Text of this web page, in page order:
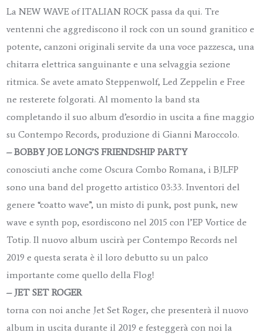
La NEW WAVE of ITALIAN ROCK passa da qui. Tre
ventenni che aggrediscono il rock con un sound granitico e
potente, canzoni originali servite da una voce pazzesca, una
chitarra elettrica sanguinante e una selvaggia sezione
ritmica. Se avete amato Steppenwolf, Led Zeppelin e Free
ne resterete folgorati. Al momento la band sta
completando il suo album d’esordio in uscita a fine maggio
su Contempo Records, produzione di Gianni Maroccolo.
– BOBBY JOE LONG’S FRIENDSHIP PARTY
conosciuti anche come Oscura Combo Romana, i BJLFP
sono una band del progetto artistico 03:33. Inventori del
genere “coatto wave”, un misto di punk, post punk, new
wave e synth pop, esordiscono nel 2015 con l’EP Vortice de
Totip. Il nuovo album uscirà per Contempo Records nel
2019 e questa serata è il loro debutto su un palco
importante come quello della Flog!
– JET SET ROGER
torna con noi anche Jet Set Roger, che presenterà il nuovo
album in uscita durante il 2019 e festeggerà con noi la